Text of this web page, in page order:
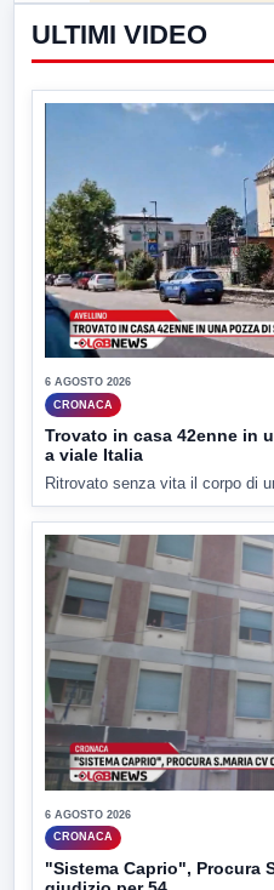
ULTIMI VIDEO
6 AGOSTO 2026
CRONACA
Trovato in casa 42enne in
a viale Italia
Ritrovato senza vita il corpo di
6 AGOSTO 2026
CRONACA
"Sistema Caprio", Procura